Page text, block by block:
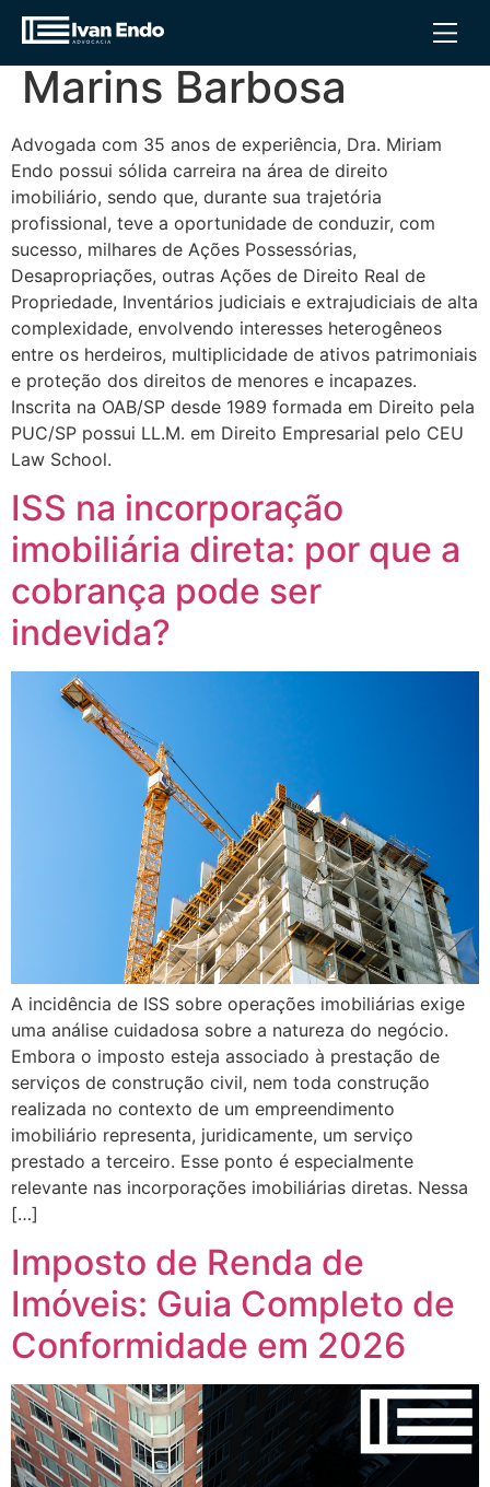
Autor: Miriam Endo
Marins Barbosa
Advogada com 35 anos de experiência, Dra. Miriam
Endo possui sólida carreira na área de direito
imobiliário, sendo que, durante sua trajetória
profissional, teve a oportunidade de conduzir, com
sucesso, milhares de Ações Possessórias,
Desapropriações, outras Ações de Direito Real de
Propriedade, Inventários judiciais e extrajudiciais de alta
complexidade, envolvendo interesses heterogêneos
entre os herdeiros, multiplicidade de ativos patrimoniais
e proteção dos direitos de menores e incapazes.
Inscrita na OAB/SP desde 1989 formada em Direito pela
PUC/SP possui LL.M. em Direito Empresarial pelo CEU
Law School.
ISS na incorporação
imobiliária direta: por que a
cobrança pode ser
indevida?
A incidência de ISS sobre operações imobiliárias exige
uma análise cuidadosa sobre a natureza do negócio.
Embora o imposto esteja associado à prestação de
serviços de construção civil, nem toda construção
realizada no contexto de um empreendimento
imobiliário representa, juridicamente, um serviço
prestado a terceiro. Esse ponto é especialmente
relevante nas incorporações imobiliárias diretas. Nessa
[…]
Imposto de Renda de
Imóveis: Guia Completo de
Conformidade em 2026